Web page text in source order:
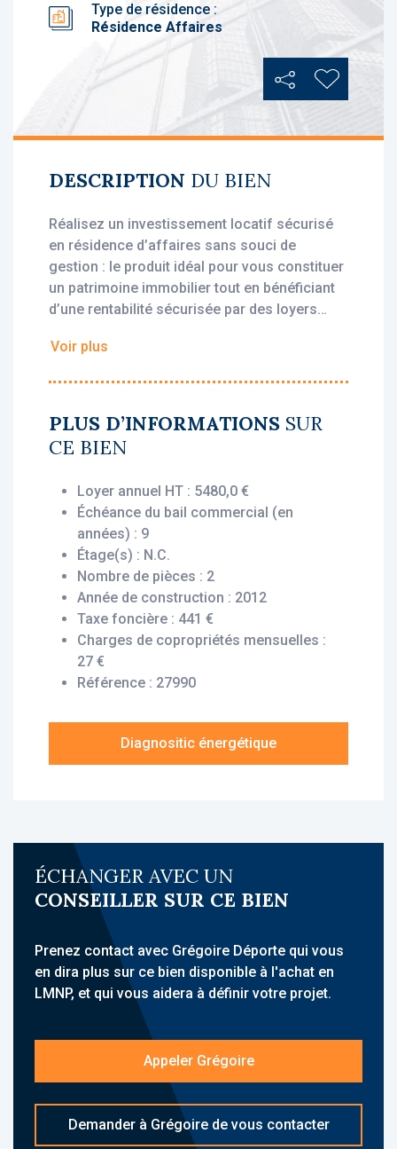
Type de résidence :
Résidence Affaires
PartagerAjouter
DESCRIPTION DU BIEN
Réalisez un investissement locatif sécurisé
en résidence d’affaires sans souci de
gestion : le produit idéal pour vous constituer
un patrimoine immobilier tout en bénéficiant
d’une rentabilité sécurisée par des loyers
• Gestionnaire : Appart’City
Vous bénéficiez du statut fiscal LMNP
d’impôt sur vos revenus locatifs. Le bien est
exploité par un gestionnaire professionnel
(Appart’City), engagé par un bail commercial,
vous assurant le versement des loyers dès
l’acquisition, que le logement soit loué ou
Description du bien :
Cet appartement T2 situé au 2ème étage
offre une disposition fonctionnelle et
comprenant une cuisine équipée et deux
placards, une chambre avec placard, une
La résidence Appart’City Confort Strasbourg
Aéroport est une résidence d’affaires
idéalement située à Entzheim (Bas-Rhin), à
seulement quelques minutes de l’aéroport
international de Strasbourg-Entzheim et à
environ 15 minutes du centre-ville de
Strasbourg. Elle bénéficie d’un emplacement
stratégique proche de commodités, services
et transports, renforçant son attractivité pour
une clientèle affaires ou de passage.
services hôteliers : accueil, Wi-Fi, kitchenette
équipée dans les logements, parking, laverie,
petit-déjeuner et confort moderne. Elle est
Voir plus
PLUS D’INFORMATIONS SUR
CE BIEN
Loyer annuel HT : 5480,0 €
Échéance du bail commercial (en
années) : 9
Étage(s) : N.C.
Nombre de pièces : 2
Année de construction : 2012
Taxe foncière : 441 €
Charges de copropriétés mensuelles :
27 €
Référence : 27990
Diagnositic énergétique
ÉCHANGER AVEC UN
CONSEILLER SUR CE BIEN
Prenez contact avec Grégoire Déporte qui vous
en dira plus sur ce bien disponible à l'achat en
LMNP, et qui vous aidera à définir votre projet.
Appeler Grégoire
Demander à Grégoire de vous contacter